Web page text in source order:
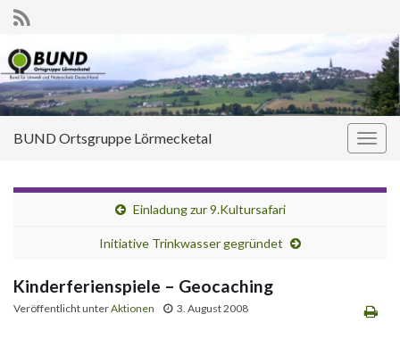
BUND Ortsgruppe Lörmecketal
Einladung zur 9.Kultursafari
Initiative Trinkwasser gegründet
Kinderferienspiele – Geocaching
Veröffentlicht unterAktionen 3. August 2008